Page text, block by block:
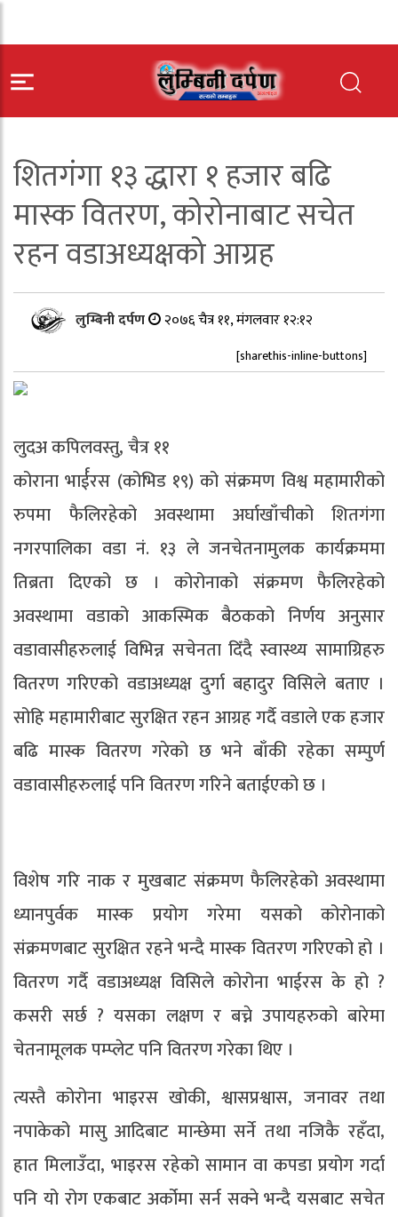
शितगंगा १३ द्धारा १ हजार बढि
मास्क वितरण, कोरोनाबाट सचेत
रहन वडाअध्यक्षको आग्रह
लुम्बिनी दर्पण २०७६ चैत्र ११, मंगलवार १२:१२
[sharethis-inline-buttons]
लुदअ कपिलवस्तु, चैत्र ११
कोराना भार्ईरस (कोभिड १९) को संक्रमण विश्व महामारीको
रुपमा फैलिरहेको अवस्थामा अर्घाखाँचीको शितगंगा
नगरपालिका वडा नं. १३ ले जनचेतनामुलक कार्यक्रममा
तिब्रता दिएको छ । कोरोनाको संक्रमण फैलिरहेको
अवस्थामा वडाको आकस्मिक बैठकको निर्णय अनुसार
वडावासीहरुलाई विभिन्न सचेनता दिँदै स्वास्थ्य सामाग्रिहरु
वितरण गरिएको वडाअध्यक्ष दुर्गा बहादुर विसिले बताए ।
सोहि महामारीबाट सुरक्षित रहन आग्रह गर्दै वडाले एक हजार
बढि मास्क वितरण गरेको छ भने बाँकी रहेका सम्पुर्ण
वडावासीहरुलाई पनि वितरण गरिने बताईएको छ ।
विशेष गरि नाक र मुखबाट संक्रमण फैलिरहेको अवस्थामा
ध्यानपुर्वक मास्क प्रयोग गरेमा यसको कोरोनाको
संक्रमणबाट सुरक्षित रहने भन्दै मास्क वितरण गरिएको हो ।
वितरण गर्दै वडाअध्यक्ष विसिले कोरोना भाईरस के हो ?
कसरी सर्छ ? यसका लक्षण र बच्ने उपायहरुको बारेमा
चेतनामूलक पम्प्लेट पनि वितरण गरेका थिए ।
त्यस्तै कोरोना भाइरस खोकी, श्वासप्रश्वास, जनावर तथा
नपाकेको मासु आदिबाट मान्छेमा सर्ने तथा नजिकै रहँदा,
हात मिलाउँदा, भाइरस रहेको सामान वा कपडा प्रयोग गर्दा
पनि यो रोग एकबाट अर्कोमा सर्न सक्ने भन्दै यसबाट सचेत